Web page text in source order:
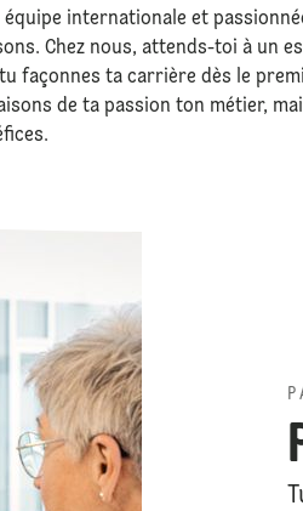
équipe internationale et
Chez nous, attends-toi à un
façonnes ta carrière dès le
de ta passion ton métier,